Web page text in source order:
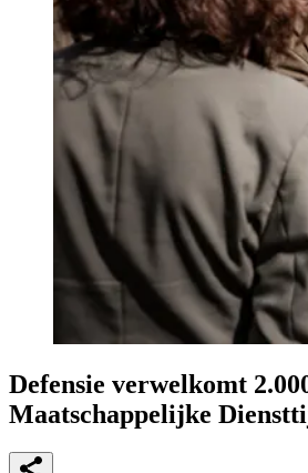
Defensie verwelkomt
Maatschappelijke